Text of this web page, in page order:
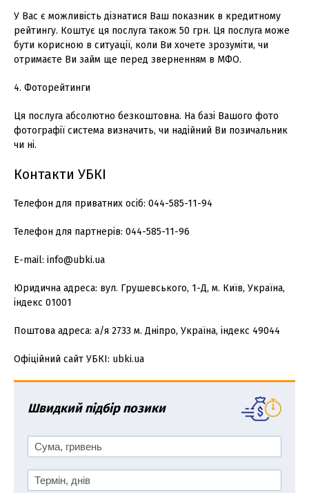
У Вас є можливість дізнатися Ваш показник в кредитному
рейтингу. Коштує ця послуга також 50 грн. Ця послуга може
бути корисною в ситуації, коли Ви хочете зрозуміти, чи
отримаєте Ви займ ще перед зверненням в МФО.
4. Фоторейтинги
Ця послуга абсолютно безкоштовна. На базі Вашого фото
фотографії система визначить, чи надійний Ви позичальник
чи ні.
Контакти УБКІ
Телефон для приватних осіб: 044-585-11-94
Телефон для партнерів: 044-585-11-96
E-mail: info@ubki.ua
Юридична адреса: вул. Грушевського, 1-Д, м. Київ, Україна,
індекс 01001
Поштова адреса: а/я 2733 м. Дніпро, Україна, індекс 49044
Офіційний сайт УБКІ: ubki.ua
Швидкий підбір позики